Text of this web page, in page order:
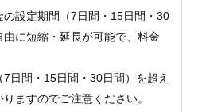
設定期間（7日間・15日間・30
に短縮・延長が可能で、料金
日間・15日間・30日間）を超え
ますのでご注意ください。